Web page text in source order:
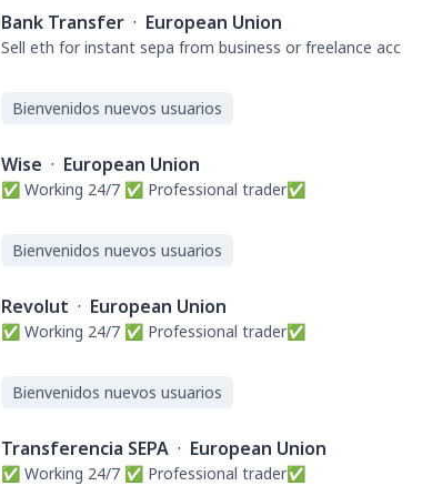
Bank Transfer · European Union
Sell eth for instant sepa from business or freelance acc
Bienvenidos nuevos usuarios
Wise · European Union
✅ Working 24/7 ✅ Professional trader✅
Bienvenidos nuevos usuarios
Revolut · European Union
✅ Working 24/7 ✅ Professional trader✅
Bienvenidos nuevos usuarios
Transferencia SEPA · European Union
✅ Working 24/7 ✅ Professional trader✅